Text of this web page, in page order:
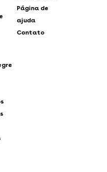
Página de
ajuda
Contato